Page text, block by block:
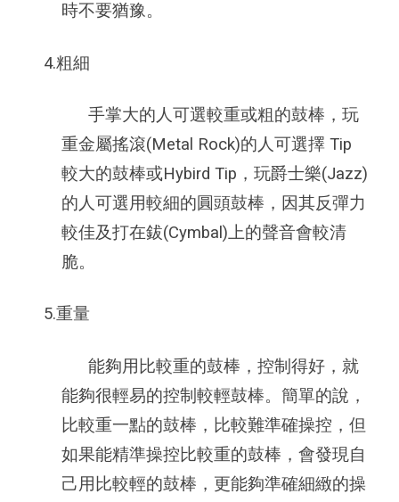
時不要猶豫。
4.粗細
手掌大的人可選較重或粗的鼓棒，玩
重金屬搖滾(Metal Rock)的人可選擇 Tip
較大的鼓棒或Hybird Tip，玩爵士樂(Jazz)
的人可選用較細的圓頭鼓棒，因其反彈力
較佳及打在鈸(Cymbal)上的聲音會較清
脆。
5.重量
能夠用比較重的鼓棒，控制得好，就
能夠很輕易的控制較輕鼓棒。簡單的說，
比較重一點的鼓棒，比較難準確操控，但
如果能精準操控比較重的鼓棒，會發現自
己用比較輕的鼓棒，更能夠準確細緻的操